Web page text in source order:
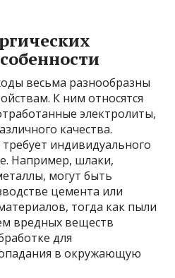
весьма разнообразны
К ним относятся
электролиты,
качества.
индивидуального
Например, шлаки,
могут быть
цемента или
тогда как пыли
вредных веществ
для
в окружающую